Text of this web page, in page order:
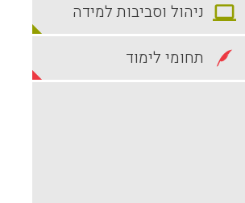
ניהול וסביבות למידה
תחומי לימוד